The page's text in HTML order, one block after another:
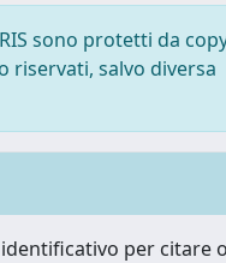
sono protetti da
riservati, salvo diversa
per citare